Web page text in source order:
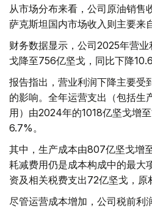
从市场分布来看，公司原油销售
萨克斯坦国内市场收入则主要来
财务数据显示，公司2025年营
戈降至756亿坚戈，同比下降
报告指出，营业利润下降主要受
的影响。全年运营支出（包括生
用）由2024年的1018亿坚戈增
6.7%。
其中，生产成本由807亿坚戈增
耗减费用仍是成本构成中的最大
资及相关税费支出72亿坚戈，原
尽管运营成本增加，公司税前利